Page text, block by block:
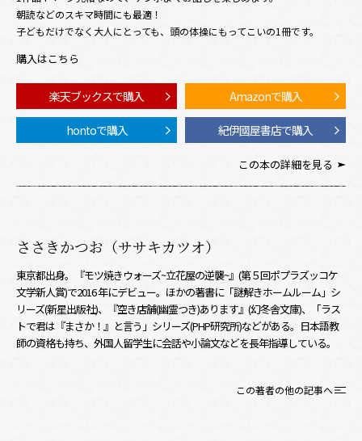
朝読などのスキマ時間にも最適！
子どもだけでなく大人にとっても、頭の体操にもってこいの1冊です。
購入はこちら
楽天ブックスで購入 Amazonで購入
hontoで購入 紀伊國屋書店で購入
この本の詳細を見る
ささきかつお（ササキカツオ）
東京都出身。『モツ焼きウォーズ~立花屋の逆襲~』(第５回ポプラズッコケ
文学新人賞)で2016 年にデビュー。ほかの著書に「謎解きホームルーム」シ
リーズ(新星出版社)、『空き店舗(幽霊つき)あります』(幻冬舎文庫)、「ラス
トで君は『まさか！』と言う」シリーズ(PHP研究所)などがある。日本語教
師の資格も持ち、外国人留学生に会話や小論文などを長年指導している。
この著者の他の記事へ